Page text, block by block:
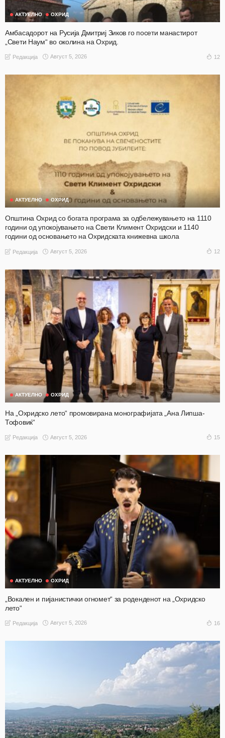
АКТУЕЛНО ОХРИД
Амбасадорот на Русија Дмитриј Зиков го посети манастирот
„Свети Наум“ во околина на Охрид.
Редакција Август 5, 2026 12
АКТУЕЛНО ОХРИД
Општина Охрид со богата програма за одбележувањето на 1110
години од упокојувањето на Свети Климент Охридски и 1140
години од основањето на Охридската книжевна школа
Редакција Август 5, 2026 12
АКТУЕЛНО ОХРИД
На „Охридско лето“ промовирана монографијата „Ана Липша-
Тофовиќ“
Редакција Август 5, 2026 15
АКТУЕЛНО ОХРИД
„Вокален и пијанистички огномет“ за роденденот на „Охридско
лето“
Редакција Август 5, 2026 16